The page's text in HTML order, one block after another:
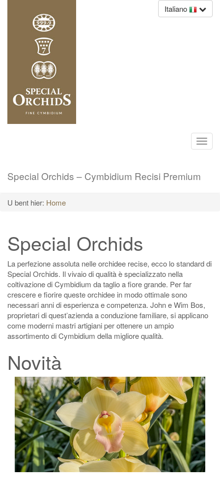
Italiano
Special Orchids – Cymbidium Recisi Premium
U bent hier: Home
Special Orchids
La perfezione assoluta nelle orchidee recise, ecco lo standard di
Special Orchids. Il vivaio di qualità è specializzato nella
coltivazione di Cymbidium da taglio a fiore grande. Per far
crescere e fiorire queste orchidee in modo ottimale sono
necessari anni di esperienza e competenza. John e Wim Bos,
proprietari di quest’azienda a conduzione familiare, si applicano
come moderni mastri artigiani per ottenere un ampio
assortimento di Cymbidium della migliore qualità.
Novità